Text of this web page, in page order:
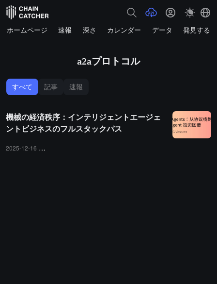
ホームページ 速報 深さ カレンダー データ 発見する
a2aプロトコル
すべて 記事 速報
機械の経済秩序：インテリジェントエージェ
ントビジネスのフルスタックパス
2025-12-16 インテリジェントエージェントビジネス